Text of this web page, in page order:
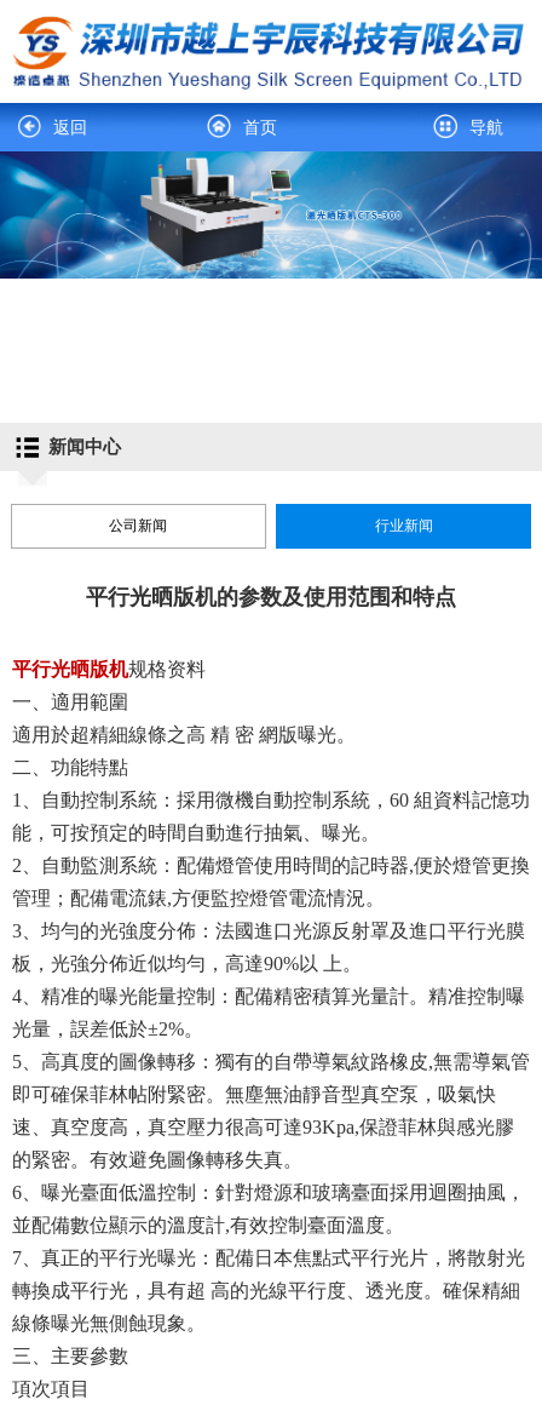
返回 首页 导航
新闻中心
公司新闻 行业新闻
平行光晒版机的参数及使用范围和特点
平行光晒版机规格资料
一、適用範圍
適用於超精細線條之高 精 密 網版曝光。
二、功能特點
1
、自動控制系統：採用微機自動控制系統， 60 組資料記憶功
能，可按預定的時間自動進行抽氣、曝光。
2 、自動監測系統：配備燈管使用時間的記時器,便於燈管更換
管理；配備電流錶,方便監控燈管電流情況。
3 、均勻的光強度分佈：法國進口光源反射罩及進口平行光膜
板，光強分佈近似均勻，高達90%以 上。
4 、精准的曝光能量控制：配備精密積算光量計。精准控制曝
光量，誤差低於±2%。
5 、高真度的圖像轉移：獨有的自帶導氣紋路橡皮,無需導氣管
即可確保菲林帖附緊密。無塵無油靜音型真空泵，吸氣快
速、真空度高，真空壓力很高可達93Kpa,保證菲林與感光膠
的緊密。有效避免圖像轉移失真。
6 、曝光臺面低溫控制：針對燈源和玻璃臺面採用迴圈抽風，
並配備數位顯示的溫度計,有效控制臺面溫度。
7 、真正的平行光曝光：配備日本焦點式平行光片，將散射光
轉換成平行光，具有超 高的光線平行度、透光度。確保精細
線條曝光無側蝕現象。
三、主要參數
項次項目